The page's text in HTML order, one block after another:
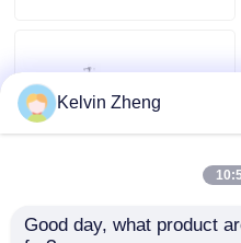
ข่าว
ขอทุน
Kelvin Zheng
Good day, what product